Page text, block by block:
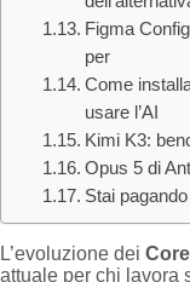
Figma
per
Come
usare l’AI
Kimi K3:
Opus 5 di
Stai
L’evoluzione dei
attuale per chi lavora